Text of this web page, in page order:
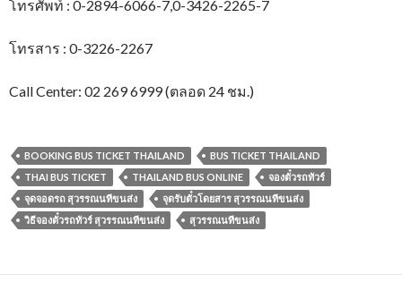
โทรศัพท์ : 0-2894-6066-7,0-3426-2265-7
โทรสาร : 0-3226-2267
Call Center: 02 269 6999 (ตลอด 24 ชม.)
BOOKING BUS TICKET THAILAND
BUS TICKET THAILAND
THAI BUS TICKET
THAILAND BUS ONLINE
จองตั๋วรถทัวร์
จุดจอดรถ สุวรรณนทีขนส่ง
จุดรับตั๋วโดยสาร สุวรรณนทีขนส่ง
วิธีจองตั๋วรถทัวร์ สุวรรณนทีขนส่ง
สุวรรณนทีขนส่ง